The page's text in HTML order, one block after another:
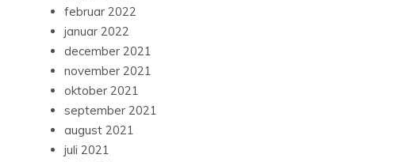
februar 2022
januar 2022
december 2021
november 2021
oktober 2021
september 2021
august 2021
juli 2021